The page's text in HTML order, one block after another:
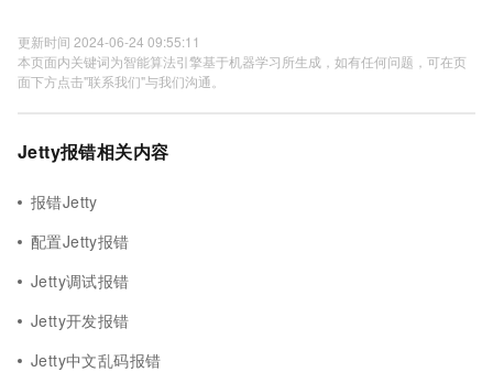
更新时间 2024-06-24 09:55:11
本页面内关键词为智能算法引擎基于机器学习所生成，如有任何问题，可在页
面下方点击"联系我们"与我们沟通。
Jetty报错相关内容
报错Jetty
配置Jetty报错
Jetty调试报错
Jetty开发报错
Jetty中文乱码报错